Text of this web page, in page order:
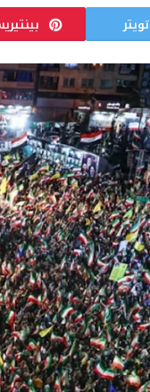
تويتر